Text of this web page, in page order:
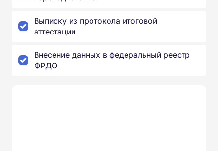
Выписку из протокола итоговой
аттестации
Внесение данных в федеральный реестр
ФРДО